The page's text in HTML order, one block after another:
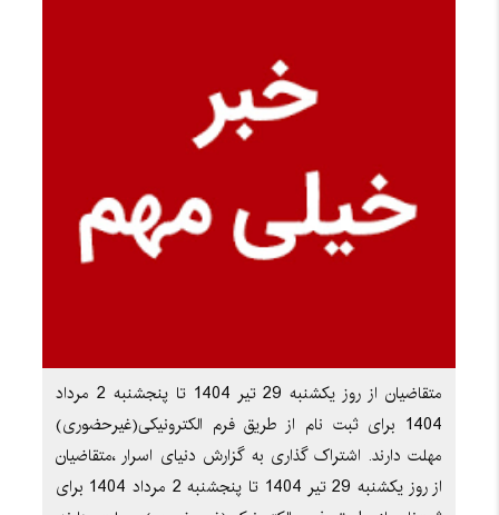
متقاضیان از روز یکشنبه 29 تیر 1404 تا پنجشنبه 2 مرداد
1404 برای ثبت نام از طریق فرم الکترونیکی(غیرحضوری)
مهلت دارند. اشتراک گذاری به گزارش دنیای اسرار ،متقاضیان
از روز یکشنبه 29 تیر 1404 تا پنجشنبه 2 مرداد 1404 برای